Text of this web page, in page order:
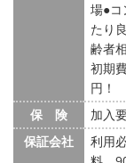
場
たり
齢者
初期
円！
保 険
加入
保証会社
利用